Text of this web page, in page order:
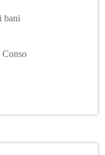
bani
Conso